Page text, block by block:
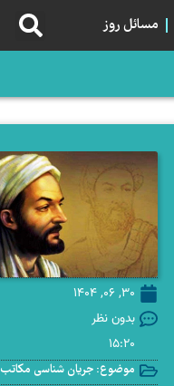
مسائل روز
30, 06, 1404
بدون نظر
15:20
موضوع: جریان شناسی مکاتب